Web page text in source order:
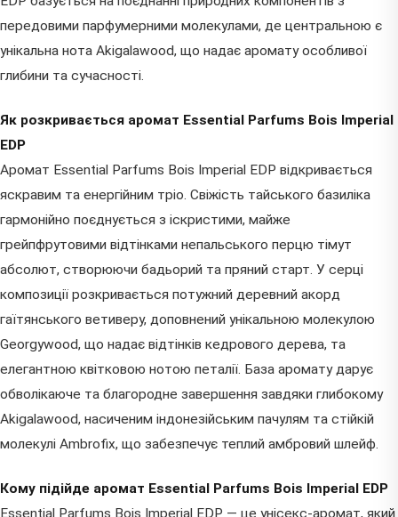
передовими парфумерними молекулами, де центральною є
унікальна нота Akigalawood, що надає аромату особливої
глибини та сучасності.
Як розкривається аромат Essential Parfums Bois Imperial
EDP
Аромат Essential Parfums Bois Imperial EDP відкривається
яскравим та енергійним тріо. Свіжість тайського базиліка
гармонійно поєднується з іскристими, майже
грейпфрутовими відтінками непальського перцю тімут
абсолют, створюючи бадьорий та пряний старт. У серці
композиції розкривається потужний деревний акорд
гаїтянського ветиверу, доповнений унікальною молекулою
Georgywood, що надає відтінків кедрового дерева, та
елегантною квітковою нотою петалії. База аромату дарує
обволікаюче та благородне завершення завдяки глибокому
Akigalawood, насиченим індонезійським пачулям та стійкій
молекулі Ambrofix, що забезпечує теплий амбровий шлейф.
Кому підійде аромат Essential Parfums Bois Imperial EDP
Essential Parfums Bois Imperial EDP — це унісекс-аромат, який